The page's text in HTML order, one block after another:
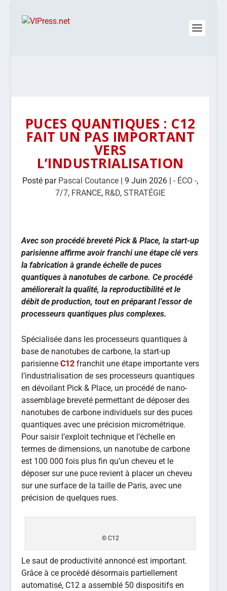
PUCES QUANTIQUES : C12
FAIT UN PAS IMPORTANT
VERS
L’INDUSTRIALISATION
Posté par Pascal Coutance |9 Juin 2026 |- ÉCO -,
7/7, FRANCE, R&D,STRATÉGIE
Avec son procédé breveté Pick & Place, la start-up
parisienne affirme avoir franchi une étape clé vers
la fabrication à grande échelle de puces
quantiques à nanotubes de carbone. Ce procédé
améliorerait la qualité, la reproductibilité et le
débit de production, tout en préparant l’essor de
processeurs quantiques plus complexes.
Spécialisée dans les processeurs quantiques à
base de nanotubes de carbone, la start-up
parisienneC12 franchit une étape importante vers
l’industrialisation de ses processeurs quantiques
en dévoilant Pick & Place, un procédé de nano-
assemblage breveté permettant de déposer des
nanotubes de carbone individuels sur des puces
quantiques avec une précision micrométrique.
Pour saisir l’exploit technique et l’échelle en
termes de dimensions, un nanotube de carbone
est 100 000 fois plus fin qu’un cheveu et le
déposer sur une puce revient à placer un cheveu
sur une surface de la taille de Paris, avec une
précision de quelques rues.
© C12
Le saut de productivité annoncé est important.
Grâce à ce procédé désormais partiellement
automatisé, C12 a assemblé 50 dispositifs en